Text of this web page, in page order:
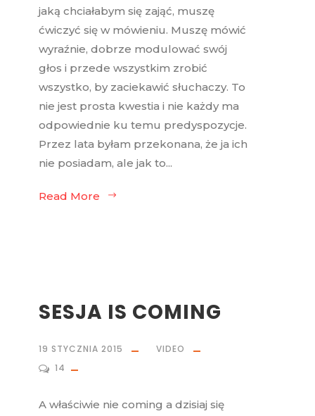
jaką chciałabym się zająć, muszę
ćwiczyć się w mówieniu. Muszę mówić
wyraźnie, dobrze modulować swój
głos i przede wszystkim zrobić
wszystko, by zaciekawić słuchaczy. To
nie jest prosta kwestia i nie każdy ma
odpowiednie ku temu predyspozycje.
Przez lata byłam przekonana, że ja ich
nie posiadam, ale jak to...
Read More
SESJA IS COMING
19 STYCZNIA 2015
VIDEO
14
A właściwie nie coming a dzisiaj się